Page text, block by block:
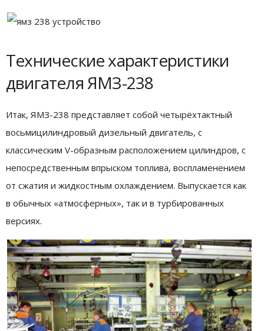
Технические характеристики
двигателя ЯМЗ-238
Итак, ЯМЗ-238 представляет собой четырёхтактный
восьмицилиндровый дизельный двигатель, с
классическим V-образным расположением цилиндров, с
непосредственным впрыском топлива, воспламенением
от сжатия и жидкостным охлаждением. Выпускается как
в обычных «атмосферных», так и в турбированных
версиях.